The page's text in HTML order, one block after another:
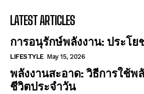
LATEST ARTICLES
การอนุรักษ์พลังงาน: ประโย
LIFESTYLE May 15, 2026
พลังงานสะอาด: วิธีการใช้พ
ชีวิตประจำวัน